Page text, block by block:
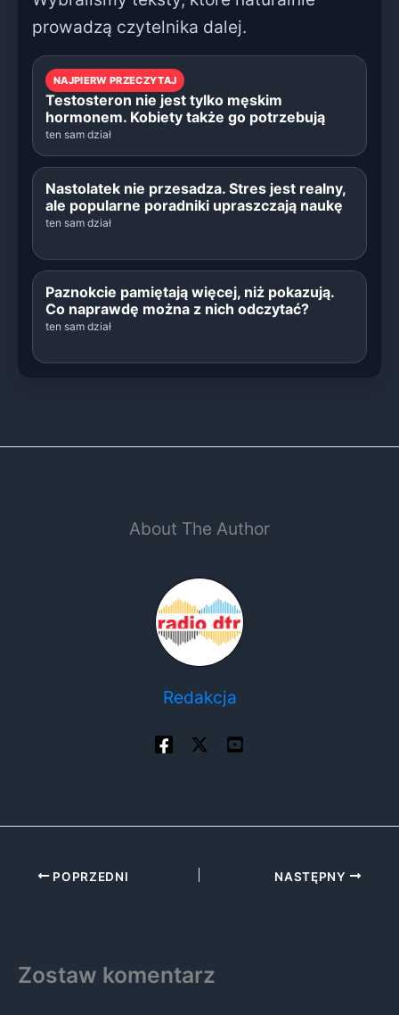
prowadzą czytelnika dalej.
NAJPIERW PRZECZYTAJ
Testosteron nie jest tylko męskim
hormonem. Kobiety także go potrzebują
ten sam dział
Nastolatek nie przesadza. Stres jest realny,
ale popularne poradniki upraszczają naukę
ten sam dział
Paznokcie pamiętają więcej, niż pokazują.
Co naprawdę można z nich odczytać?
ten sam dział
About The Author
Redakcja
POPRZEDNI NASTĘPNY
Zostaw komentarz